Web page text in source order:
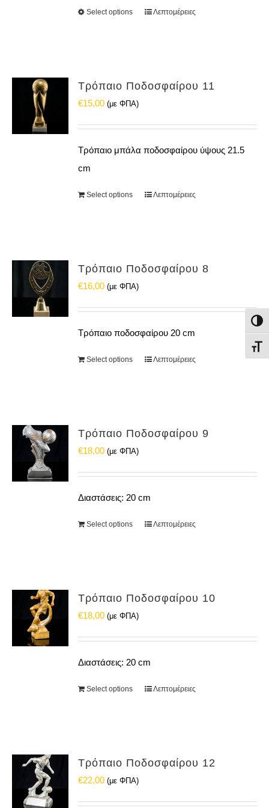
Select options Λεπτομέρειες
Τρόπαιο Ποδοσφαίρου 11
€15,00 (με ΦΠΑ)
Τρόπαιο μπάλα ποδοσφαίρου ύψους 21.5
cm
Select options Λεπτομέρειες
Τρόπαιο Ποδοσφαίρου 8
€16,00 (με ΦΠΑ)
Τρόπαιο ποδοσφαίρου 20 cm
Select options Λεπτομέρειες
Τρόπαιο Ποδοσφαίρου 9
€18,00 (με ΦΠΑ)
Διαστάσεις: 20 cm
Select options Λεπτομέρειες
Τρόπαιο Ποδοσφαίρου 10
€18,00 (με ΦΠΑ)
Διαστάσεις: 20 cm
Select options Λεπτομέρειες
Τρόπαιο Ποδοσφαίρου 12
€22,00 (με ΦΠΑ)